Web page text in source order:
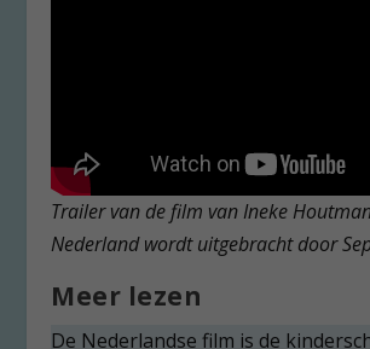
Trailer van de film van Ineke
Nederland wordt uitgebracht door
Meer lezen
De Nederlandse film is de